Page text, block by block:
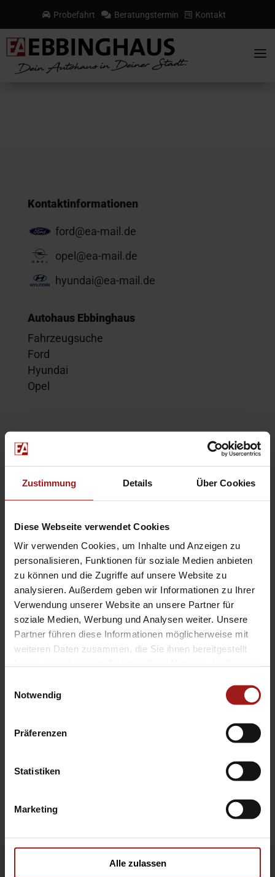
Zustimmung Details Über Cookies
Diese Webseite verwendet Cookies
Wir verwenden Cookies, um Inhalte und Anzeigen zu
personalisieren, Funktionen für soziale Medien anbieten
zu können und die Zugriffe auf unsere Website zu
analysieren. Außerdem geben wir Informationen zu Ihrer
Verwendung unserer Website an unsere Partner für
soziale Medien, Werbung und Analysen weiter. Unsere
Partner führen diese Informationen möglicherweise mit
weiteren Daten zusammen, die Sie ihnen bereitgestellt
Notwendig
Präferenzen
Statistiken
Marketing
Alle zulassen
 Probefahrt  Beratungstermin  Kontakt
a
Kontaktinformationen
ford@ea-mail.de
opel@ea-mail.de
hyundai@ea-mail.de
Autohaus Ebbinghaus
Fahrzeugsuche
Ford
Hyundai
Opel
Kontakt
Probefahrt
Service-Termin
EA Standorte
Ebbinghaus am Flughafen – Dortmund Sölde
Ebbinghaus am Tierpark – Dortmund Kirchhörde
Ebbinghaus Autozentrum – Dortmund Dorstfeld
Ebbinghaus Ford Store – Bochum
Ebbinghaus in Hamm
Ebbinghaus in Kamen
Ebbinghaus in Unna
Garantie